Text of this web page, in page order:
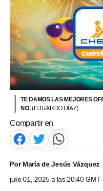
TE DAMOS LAS MEJORES
NO.(EDUARDO DÍAZ)
Compartir en
PorMaría de Jesús Vázquez
julio 01, 2025 a las 20:40